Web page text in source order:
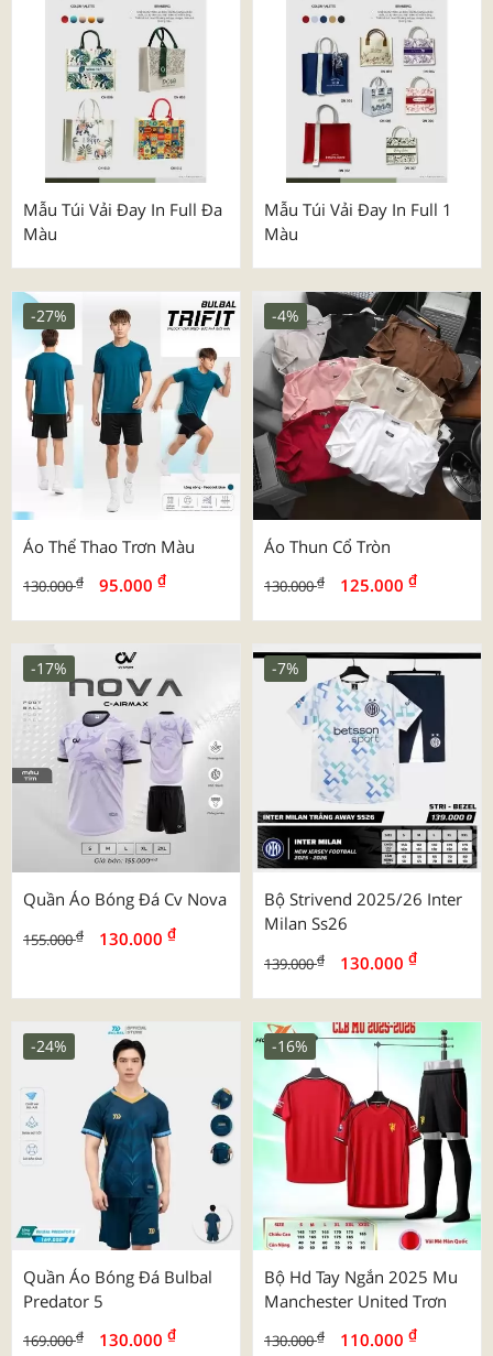
Mẫu Túi Vải Đay In Full Đa
Màu
Mẫu Túi Vải Đay In Full 1
Màu
Áo Thể Thao Trơn Màu
130.000₫ 95.000 ₫
-27%
Áo Thun Cổ Tròn
130.000₫ 125.000 ₫
-4%
Quần Áo Bóng Đá Cv Nova
155.000₫ 130.000 ₫
-17%
Bộ Strivend 2025/26 Inter
Milan Ss26
139.000₫ 130.000 ₫
-7%
Quần Áo Bóng Đá Bulbal
Predator 5
169.000₫ 130.000 ₫
-24%
Bộ Hd Tay Ngắn 2025 Mu
Manchester United Trơn
130.000₫ 110.000 ₫
-16%